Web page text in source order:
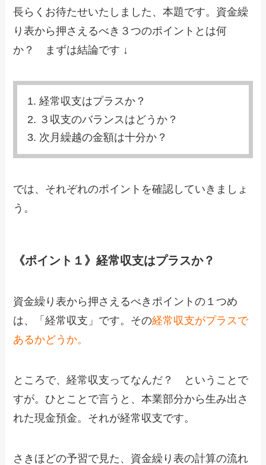
長らくお待たせいたしました、本題です。資金繰
り表から押さえるべき３つのポイントとは何
か？ まずは結論です ↓
経常収支はプラスか？
３収支のバランスはどうか？
次月繰越の金額は十分か？
では、それぞれのポイントを確認していきましょ
う。
《ポイント１》経常収支はプラスか？
資金繰り表から押さえるべきポイントの１つめ
は、「経常収支」です。その経常収支がプラスで
あるかどうか。
ところで、経常収支ってなんだ？ ということで
すが。ひとことで言うと、本業部分から生み出さ
れた現金預金。それが経常収支です。
さきほどの予習で見た、資金繰り表の計算の流れ